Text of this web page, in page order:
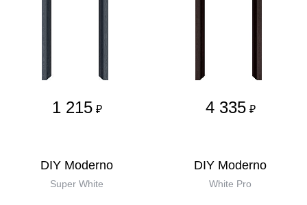
1 215 ₽ 4 335 ₽
DIY Moderno
Super White
DIY Moderno
White Pro